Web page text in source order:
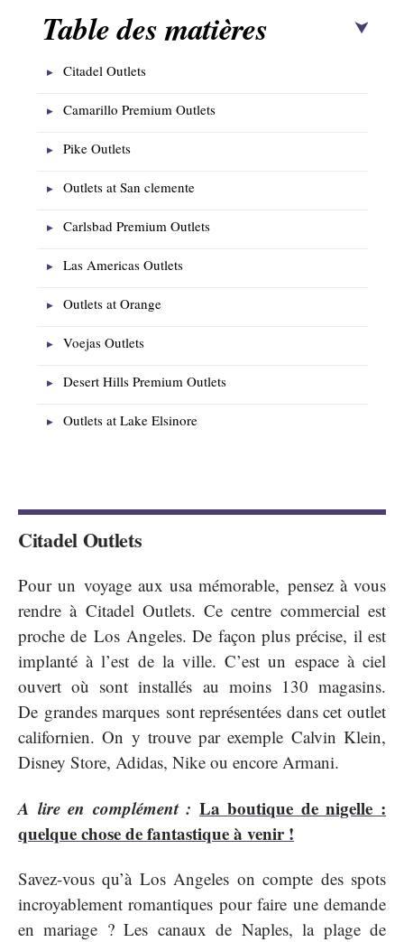
Table des matières
Citadel Outlets
Camarillo Premium Outlets
Pike Outlets
Outlets at San clemente
Carlsbad Premium Outlets
Las Americas Outlets
Outlets at Orange
Voejas Outlets
Desert Hills Premium Outlets
Outlets at Lake Elsinore
Citadel Outlets
Pour un voyage aux usa mémorable, pensez à vous
rendre à Citadel Outlets. Ce centre commercial est
proche de Los Angeles. De façon plus précise, il est
implanté à l’est de la ville. C’est un espace à ciel
ouvert où sont installés au moins 130 magasins.
De grandes marques sont représentées dans cet outlet
californien. On y trouve par exemple Calvin Klein,
Disney Store, Adidas, Nike ou encore Armani.
A lire en complément : La boutique de nigelle :
quelque chose de fantastique à venir !
Savez-vous qu’à Los Angeles on compte des spots
incroyablement romantiques pour faire une demande
en mariage ? Les canaux de Naples, la plage de